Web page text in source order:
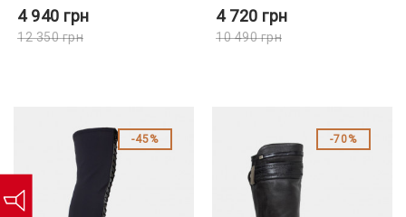
4 940 грн
12 350грн
4 720 грн
10 490грн
45% 70%